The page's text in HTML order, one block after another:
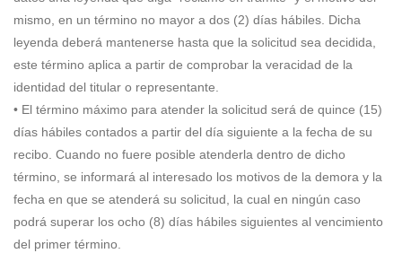
mismo, en un término no mayor a dos (2) días hábiles. Dicha
leyenda deberá mantenerse hasta que la solicitud sea decidida,
este término aplica a partir de comprobar la veracidad de la
identidad del titular o representante.
• El término máximo para atender la solicitud será de quince (15)
días hábiles contados a partir del día siguiente a la fecha de su
recibo. Cuando no fuere posible atenderla dentro de dicho
término, se informará al interesado los motivos de la demora y la
fecha en que se atenderá su solicitud, la cual en ningún caso
podrá superar los ocho (8) días hábiles siguientes al vencimiento
del primer término.